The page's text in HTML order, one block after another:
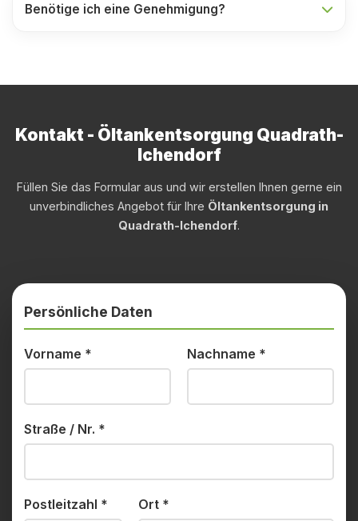
Benötige ich eine Genehmigung?
Kontakt - Öltankentsorgung Quadrath-
Ichendorf
Füllen Sie das Formular aus und wir erstellen Ihnen gerne ein
unverbindliches Angebot für Ihre Öltankentsorgung in
Quadrath-Ichendorf.
Persönliche Daten
Vorname * Nachname *
Straße / Nr. *
Postleitzahl * Ort *